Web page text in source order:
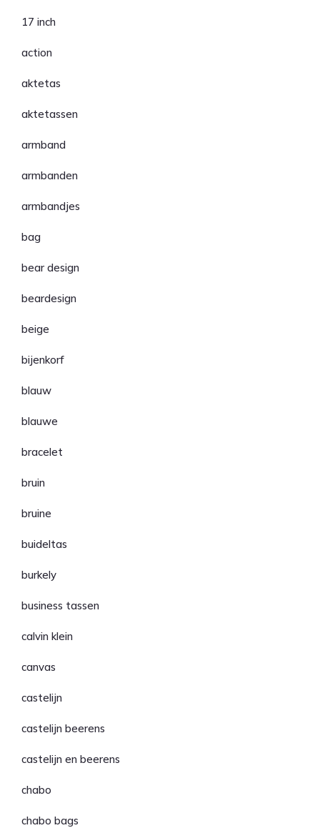
17 inch
action
aktetas
aktetassen
armband
armbanden
armbandjes
bag
bear design
beardesign
beige
bijenkorf
blauw
blauwe
bracelet
bruin
bruine
buideltas
burkely
business tassen
calvin klein
canvas
castelijn
castelijn beerens
castelijn en beerens
chabo
chabo bags